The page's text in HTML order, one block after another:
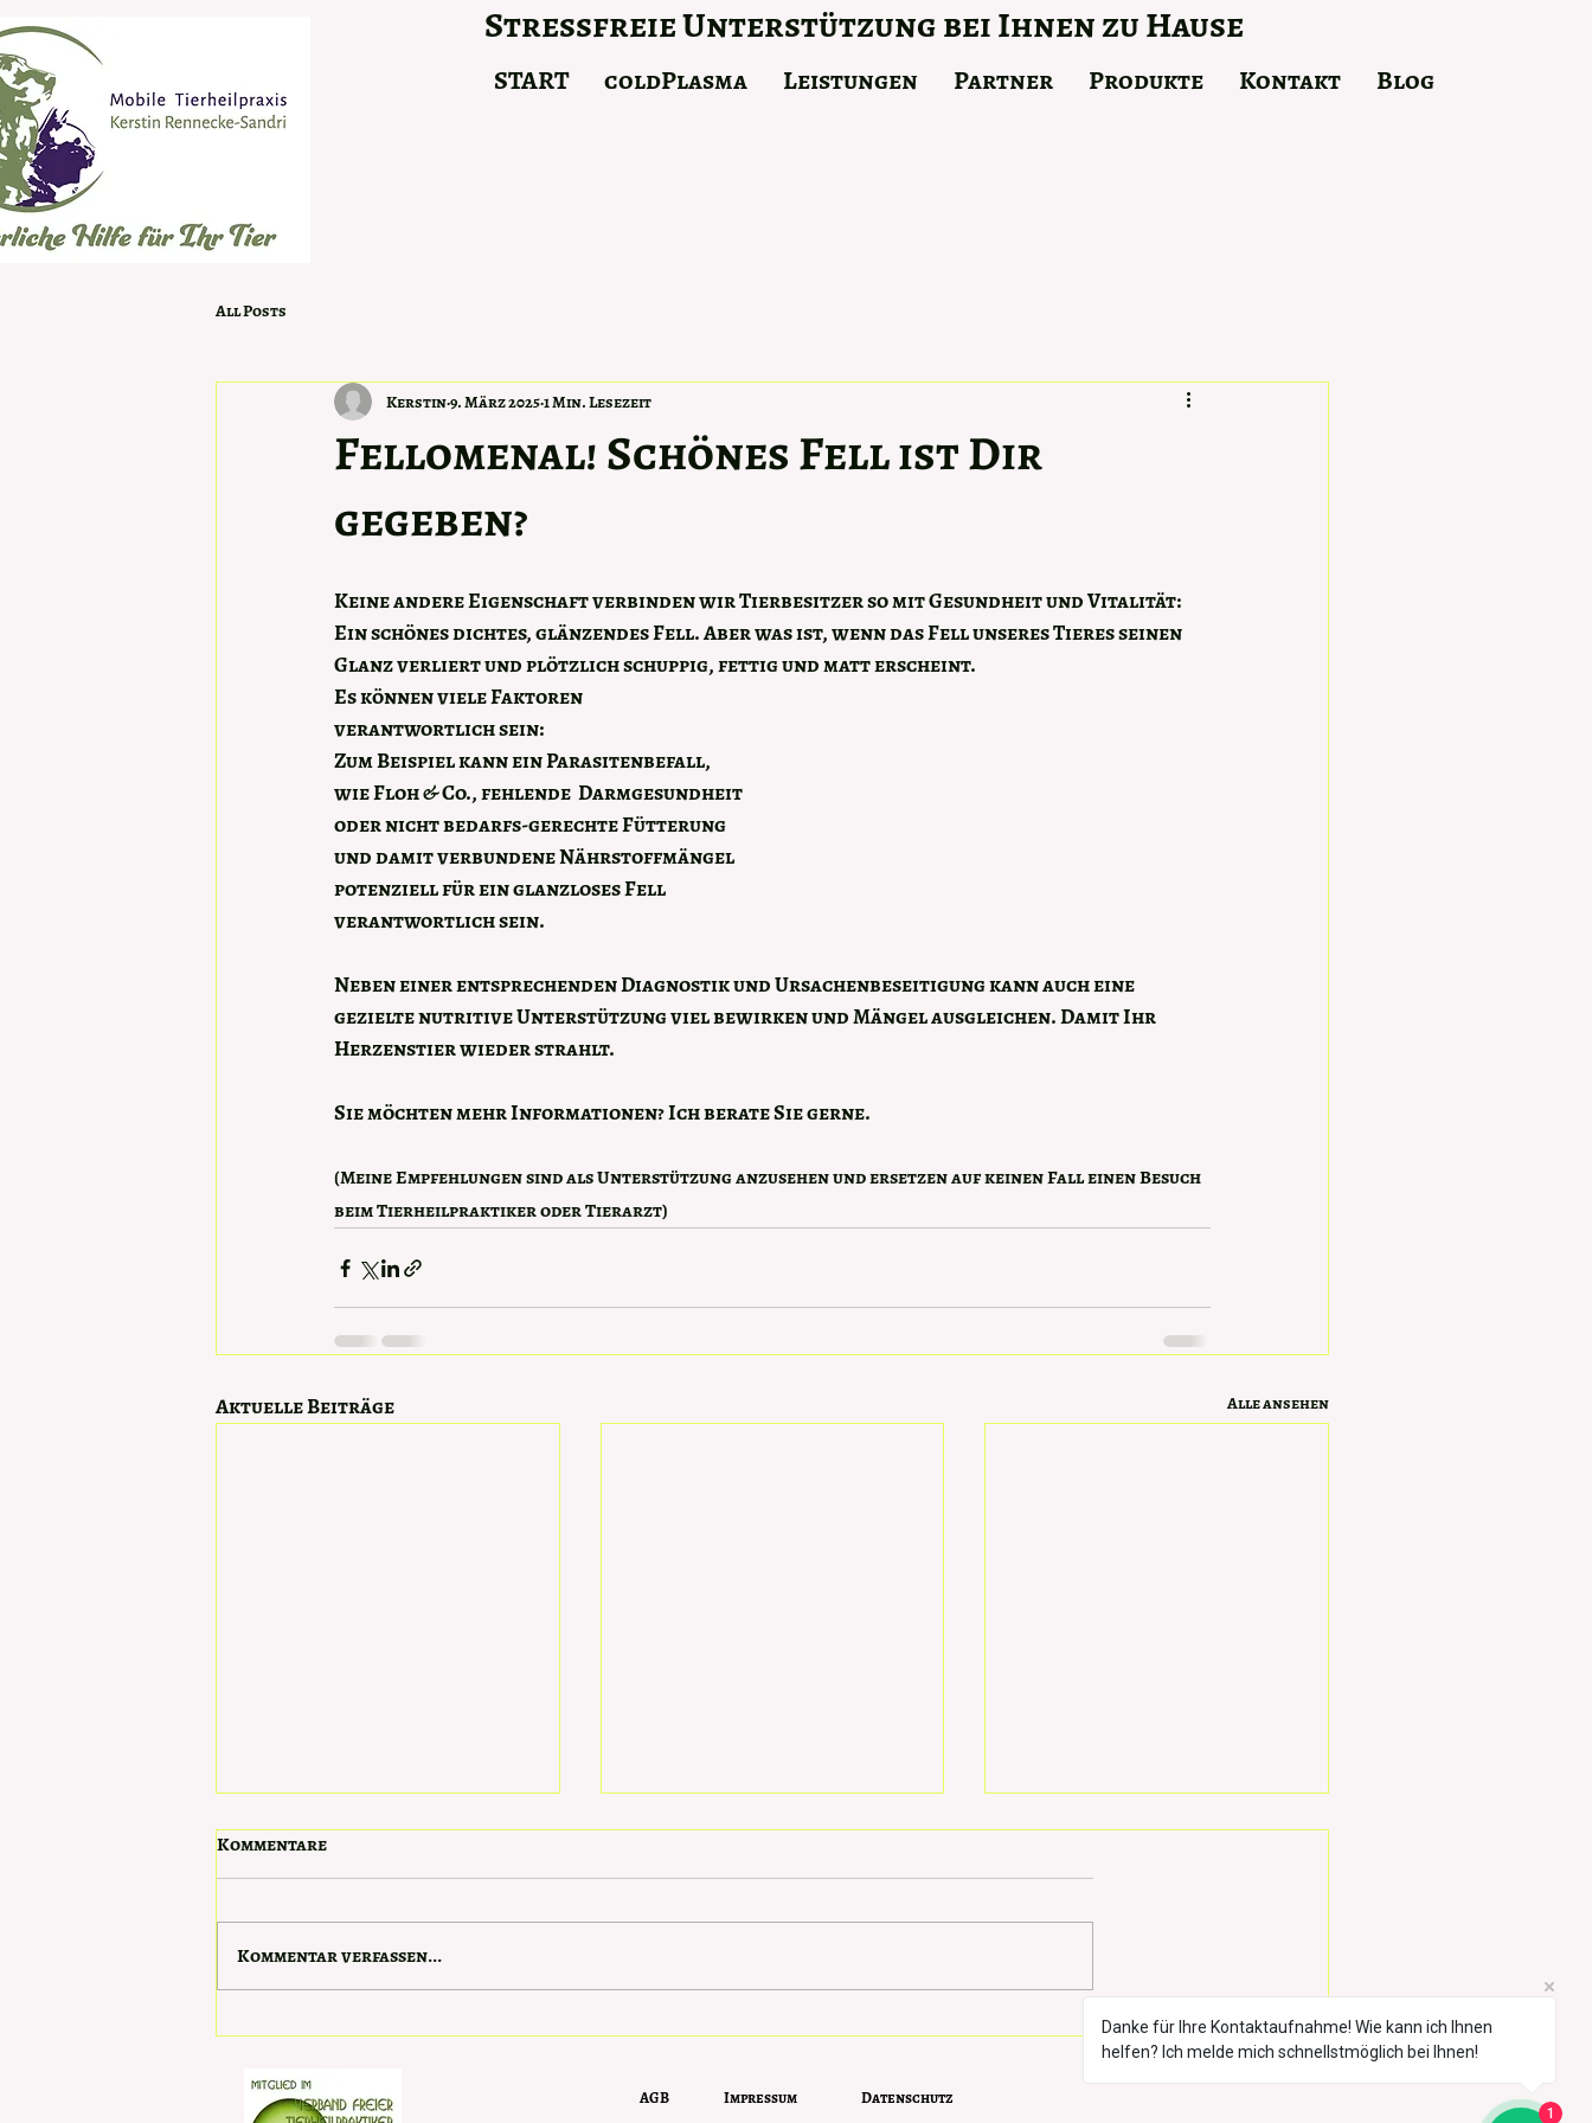
START coldPlasma Leistungen Partner Produkte Kontakt Blog
Stressfreie Unterstützung bei Ihnen zu Hause
All Posts
Fellomenal! Schönes Fell ist Dir
gegeben?
Kerstin9. März 20251 Min. Lesezeit
Keine andere Eigenschaft verbinden wir Tierbesitzer so mit Gesundheit und Vitalität:
Ein schönes dichtes, glänzendes Fell. Aber was ist, wenn das Fell unseres Tieres seinen
Glanz verliert und plötzlich schuppig, fettig und matt erscheint.
Es können viele Faktoren
verantwortlich sein:
Zum Beispiel kann ein Parasitenbefall,
wie Floh & Co., fehlende  Darmgesundheit
oder nicht bedarfs-gerechte Fütterung
und damit verbundene Nährstoffmängel
potenziell für ein glanzloses Fell
verantwortlich sein.
Neben einer entsprechenden Diagnostik und Ursachenbeseitigung kann auch eine
gezielte nutritive Unterstützung viel bewirken und Mängel ausgleichen. Damit Ihr
Herzenstier wieder strahlt.
Sie möchten mehr Informationen? Ich berate Sie gerne.
(Meine Empfehlungen sind als Unterstützung anzusehen und ersetzen auf keinen Fall einen Besuch
beim Tierheilpraktiker oder Tierarzt)
Aktuelle Beiträge Alle ansehen
Sommer-Reiseapotheke für
Unterstützung mit Aloe
Vera (Teil 1)
Saisongemüse der Woche:
bei Verdauungs-
Darmsanierung beim Hund:
Eine erfolgreiche
Kommentare
Kommentar verfassen...
AGB Impressum Datenschutz
Danke für Ihre Kontaktaufnahme! Wie kann ich Ihnen
helfen? Ich melde mich schnellstmöglich bei Ihnen!
1